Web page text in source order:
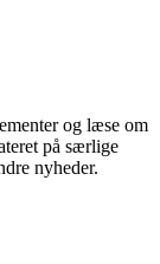
og læse om
på særlige
nyheder.